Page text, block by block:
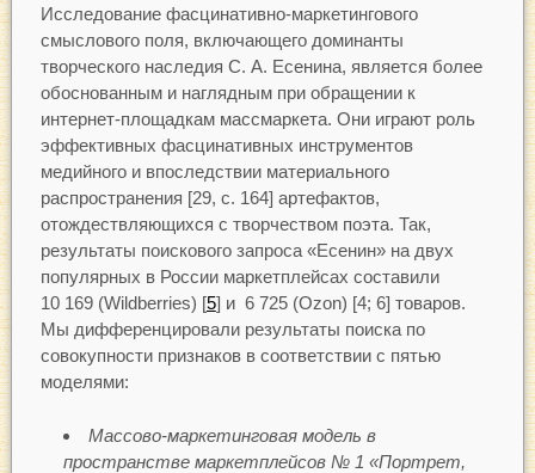
Исследование фасцинативно-маркетингового
смыслового поля, включающего доминанты
творческого наследия С. А. Есенина, является более
обоснованным и наглядным при обращении к
интернет-площадкам массмаркета. Они играют роль
эффективных фасцинативных инструментов
медийного и впоследствии материального
распространения [29, c. 164] артефактов,
отождествляющихся с творчеством поэта. Так,
результаты поискового запроса «Есенин» на двух
популярных в России маркетплейсах составили
10 169 (Wildberries) [5] и 6 725 (Ozon) [4; 6] товаров.
Мы дифференцировали результаты поиска по
совокупности признаков в соответствии с пятью
моделями:
Массово-маркетинговая модель в
пространстве маркетплейсов № 1 «Портрет,